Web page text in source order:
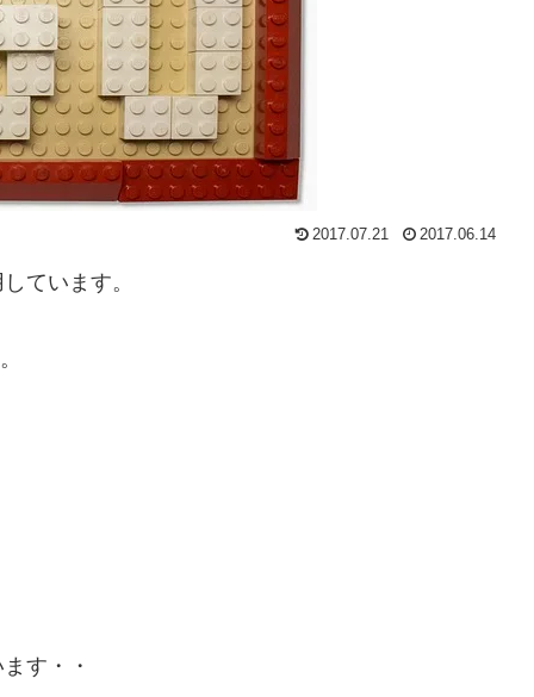
2017.07.21 2017.06.14
ています。
す・・